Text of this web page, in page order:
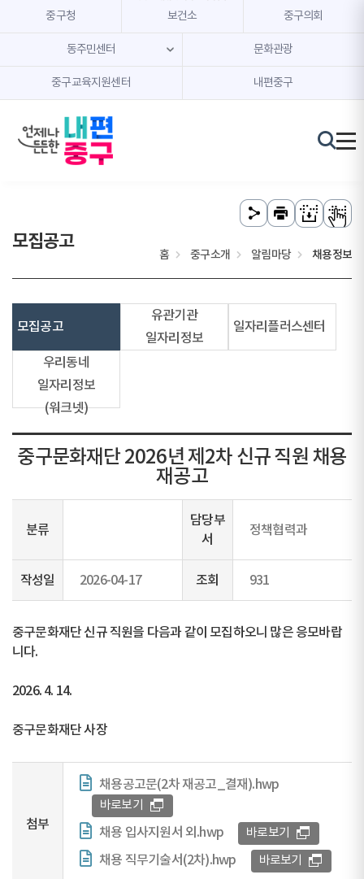
본문 내용 바로가기
주메뉴 바로가기
중구청 보건소 중구의회
동주민센터 문화관광
중구교육지원센터 내편중구
모집공고
홈 중구소개 알림마당 채용정보
모집공고
유관기관
일자리정보
일자리플러스센터
우리동네
일자리정보
(워크넷)
중구문화재단 2026년 제2차 신규 직원 채용
재공고
분류
담당부
서
정책협력과
작성일 2026-04-17 조회 931
중구문화재단 신규 직원을 다음과 같이 모집하오니 많은 응모바랍
니다.
2026. 4. 14.
중구문화재단 사장
첨부
채용공고문(2차 재공고_결재).hwp
바로보기
채용 입사지원서 외.hwp 바로보기
채용 직무기술서(2차).hwp 바로보기